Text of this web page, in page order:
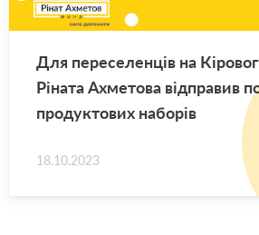
Для переселенців на
Ріната Ахметова відправив
продуктових наборів
18.10.2023